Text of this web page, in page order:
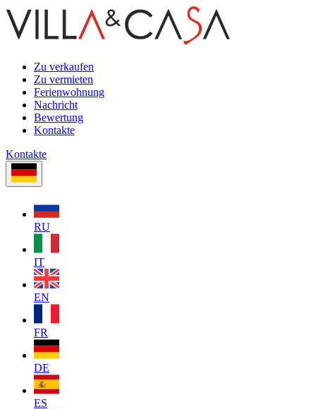
Zu verkaufen
Zu vermieten
Ferienwohnung
Nachricht
Bewertung
Kontakte
Kontakte
RU
IT
EN
FR
DE
ES